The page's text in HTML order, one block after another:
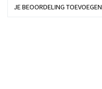
JE BEOORDELING TOEVOEGEN